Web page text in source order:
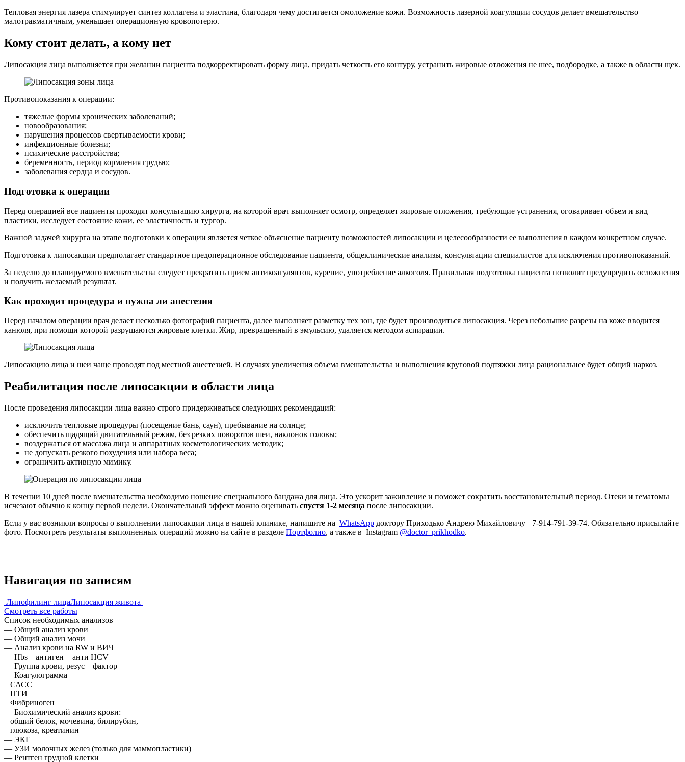
Тепловая энергия лазера стимулирует синтез коллагена и эластина, благодаря чему достигается омоложение кожи. Возможность лазерной коагуляции сосудов делает вмешательство
малотравматичным, уменьшает операционную кровопотерю.
Кому стоит делать, а кому нет
Липосакция лица выполняется при желании пациента подкорректировать форму лица, придать четкость его контуру, устранить жировые отложения не шее, подбородке, а также в области щек.
Противопоказания к операции:
тяжелые формы хронических заболеваний;
новообразования;
нарушения процессов свертываемости крови;
инфекционные болезни;
психические расстройства;
беременность, период кормления грудью;
заболевания сердца и сосудов.
Подготовка к операции
Перед операцией все пациенты проходят консультацию хирурга, на которой врач выполняет осмотр, определяет жировые отложения, требующие устранения, оговаривает объем и вид
пластики, исследует состояние кожи, ее эластичность и тургор.
Важной задачей хирурга на этапе подготовки к операции является четкое объяснение пациенту возможностей липосакции и целесообразности ее выполнения в каждом конкретном случае.
Подготовка к липосакции предполагает стандартное предоперационное обследование пациента, общеклинические анализы, консультации специалистов для исключения противопоказаний.
За неделю до планируемого вмешательства следует прекратить прием антикоагулянтов, курение, употребление алкоголя. Правильная подготовка пациента позволит предупредить осложнения
и получить желаемый результат.
Как проходит процедура и нужна ли анестезия
Перед началом операции врач делает несколько фотографий пациента, далее выполняет разметку тех зон, где будет производиться липосакция. Через небольшие разрезы на коже вводится
канюля, при помощи которой разрушаются жировые клетки. Жир, превращенный в эмульсию, удаляется методом аспирации.
Липосакцию лица и шеи чаще проводят под местной анестезией. В случаях увеличения объема вмешательства и выполнения круговой подтяжки лица рациональнее будет общий наркоз.
Реабилитация после липосакции в области лица
После проведения липосакции лица важно строго придерживаться следующих рекомендаций:
исключить тепловые процедуры (посещение бань, саун), пребывание на солнце;
обеспечить щадящий двигательный режим, без резких поворотов шеи, наклонов головы;
воздержаться от массажа лица и аппаратных косметологических методик;
не допускать резкого похудения или набора веса;
ограничить активную мимику.
В течении 10 дней после вмешательства необходимо ношение специального бандажа для лица. Это ускорит заживление и поможет сократить восстановительный период. Отеки и гематомы
исчезают обычно к концу первой недели. Окончательный эффект можно оценивать спустя 1-2 месяца после липосакции.
Если у вас возникли вопросы о выполнении липосакции лица в нашей клинике, напишите на WhatsАpp доктору Приходько Андрею Михайловичу +7-914-791-39-74. Обязательно присылайте
фото. Посмотреть результаты выполненных операций можно на сайте в разделе Портфолио, а также в Instagram @doctor_prikhodko.
Навигация по записям
Липофилинг лицаЛипосакция живота
Смотреть все работы
Список необходимых анализов
— Общий анализ крови
— Общий анализ мочи
— Анализ крови на RW и ВИЧ
— Hbs – антиген + анти HCV
— Группа крови, резус – фактор
— Коагулограмма
САСС
ПТИ
Фибриноген
— Биохимический анализ крови:
общий белок, мочевина, билирубин,
глюкоза, креатинин
— ЭКГ
— УЗИ молочных желез (только для маммопластики)
— Рентген грудной клетки